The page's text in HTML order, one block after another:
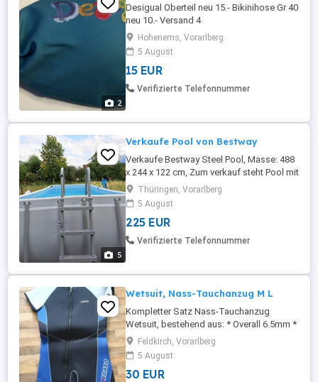
2
Desigual Oberteil neu 15.- Bikinihose Gr 40
neu 10.- Versand 4
Hohenems, Vorarlberg
5 August
15 EUR
Verifizierte Telefonnummer
5
Verkaufe Pool von Bestway
Verkaufe Bestway Steel Pool, Masse: 488
x 244 x 122 cm, Zum verkauf steht Pool mit
Leiter. Wurde 3 jahre verwendet. Alles
intakt. Hülle in gutem Zustand. Angebot
bis 14.08. 2026.
Thüringen, Vorarlberg
5 August
225 EUR
Verifizierte Telefonnummer
Wetsuit, Nass-Tauchanzug M L
Kompletter Satz Nass-Tauchanzug
Wetsuit, bestehend aus: * Overall 6.5mm *
Shorty 5mm * Haube 6mm * Handschuhe
5mm Größe M L Herren (Konfektionsgr.
50-54, Brustumfang 97-109, Taille 84-98,
Hüftumfang 92-104, Körpergröße 169-
Feldkirch, Vorarlberg
5 August
30 EUR